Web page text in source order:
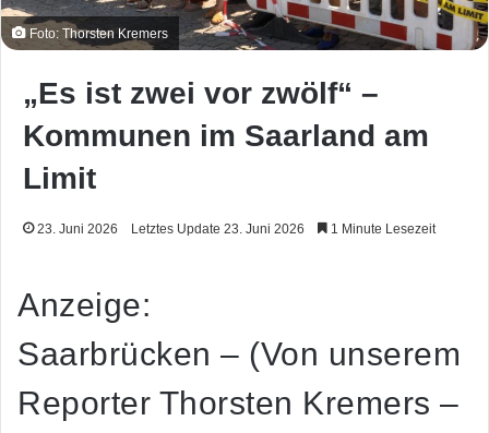
Foto: Thorsten Kremers
„Es ist zwei vor zwölf“ –
Kommunen im Saarland am
Limit
23. Juni 2026 Letztes Update 23. Juni 2026 1 Minute Lesezeit
Anzeige:
Saarbrücken – (Von unserem
Reporter Thorsten Kremers –